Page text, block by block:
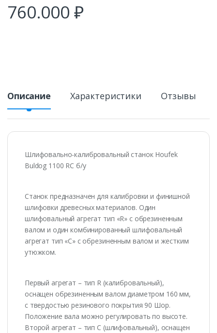
760.000 ₽
Описание Характеристики Отзывы
Шлифовально-калибровальный станок Houfek
Buldog 1100 RC б/у
Станок предназначен для калибровки и финишной
шлифовки древесных материалов. Один
шлифовальный агрегат тип «R» с обрезиненным
валом и один комбинированный шлифовальный
агрегат тип «С» с обрезиненным валом и жестким
утюжком.
Первый агрегат – тип R (калибровальный),
оснащен обрезиненным валом диаметром 160 мм,
с твердостью резинового покрытия 90 Шор.
Положение вала можно регулировать по высоте.
Второй агрегат – тип С (шлифовальный), оснащен